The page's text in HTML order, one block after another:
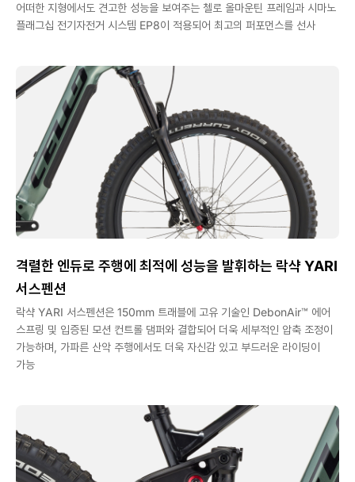
어떠한 지형에서도 견고한 성능을 보여주는 첼로 올마운틴 프레임과 시마노
플래그십 전기자전거 시스템 EP8이 적용되어 최고의 퍼포먼스를 선사
격렬한 엔듀로 주행에 최적에 성능을 발휘하는 락샥 YARI
서스펜션
락샥 YARI 서스펜션은 150mm 트래블에 고유 기술인 DebonAir™ 에어
스프링 및 입증된 모션 컨트롤 댐퍼와 결합되어 더욱 세부적인 압축 조정이
가능하며, 가파른 산악 주행에서도 더욱 자신감 있고 부드러운 라이딩이
가능